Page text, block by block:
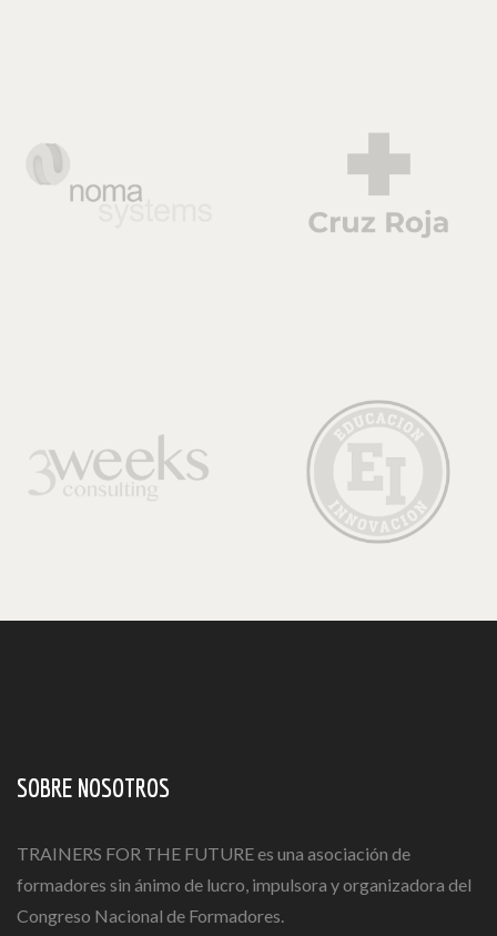
SOBRE NOSOTROS
TRAINERS FOR THE FUTURE es una asociación de
formadores sin ánimo de lucro, impulsora y organizadora del
Congreso Nacional de Formadores.